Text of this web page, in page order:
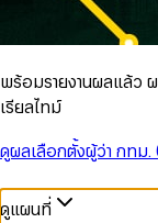
พร้อมรายงานผลแล้ว
เรียลไทม์
ดูผลเลือกตั้งผู้ว่า กทม.
ดูแผนที่